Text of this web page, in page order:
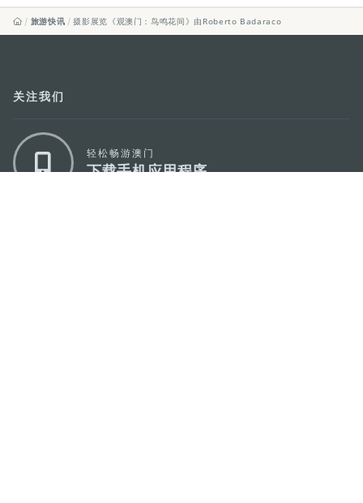
旅游快讯 摄影展览《观澳门：鸟鸣花间》由Roberto Badaraco
关注我们
轻松畅游澳门
下载手机应用程序